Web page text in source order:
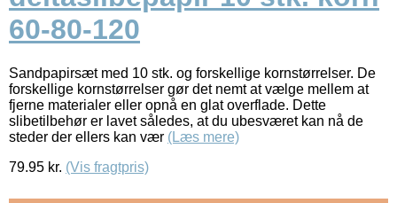
60-80-120
Sandpapirsæt med 10 stk. og forskellige kornstørrelser. De
forskellige kornstørrelser gør det nemt at vælge mellem at
fjerne materialer eller opnå en glat overflade. Dette
slibetilbehør er lavet således, at du ubesværet kan nå de
steder der ellers kan vær (Læs mere)
79.95 kr. (Vis fragtpris)